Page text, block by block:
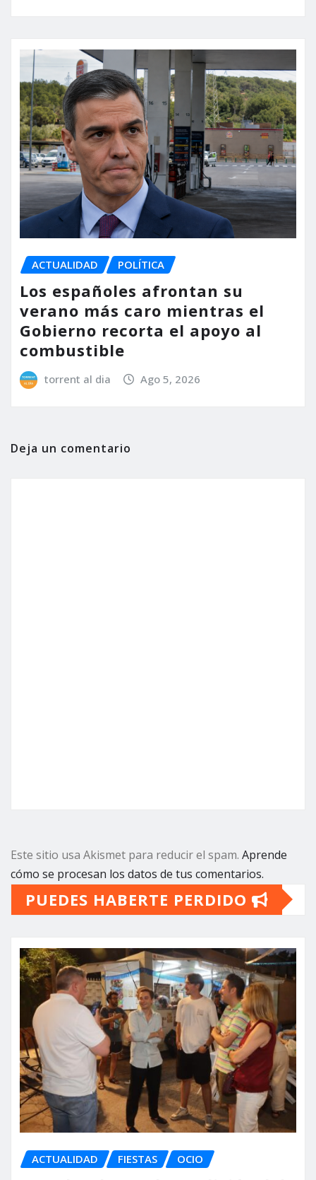
ACTUALIDAD POLÍTICA
Los españoles afrontan su
verano más caro mientras el
Gobierno recorta el apoyo al
combustible
torrent al dia Ago 5, 2026
Deja un comentario
Este sitio usa Akismet para reducir el spam. Aprende
cómo se procesan los datos de tus comentarios.
PUEDES HABERTE PERDIDO
ACTUALIDAD FIESTAS OCIO